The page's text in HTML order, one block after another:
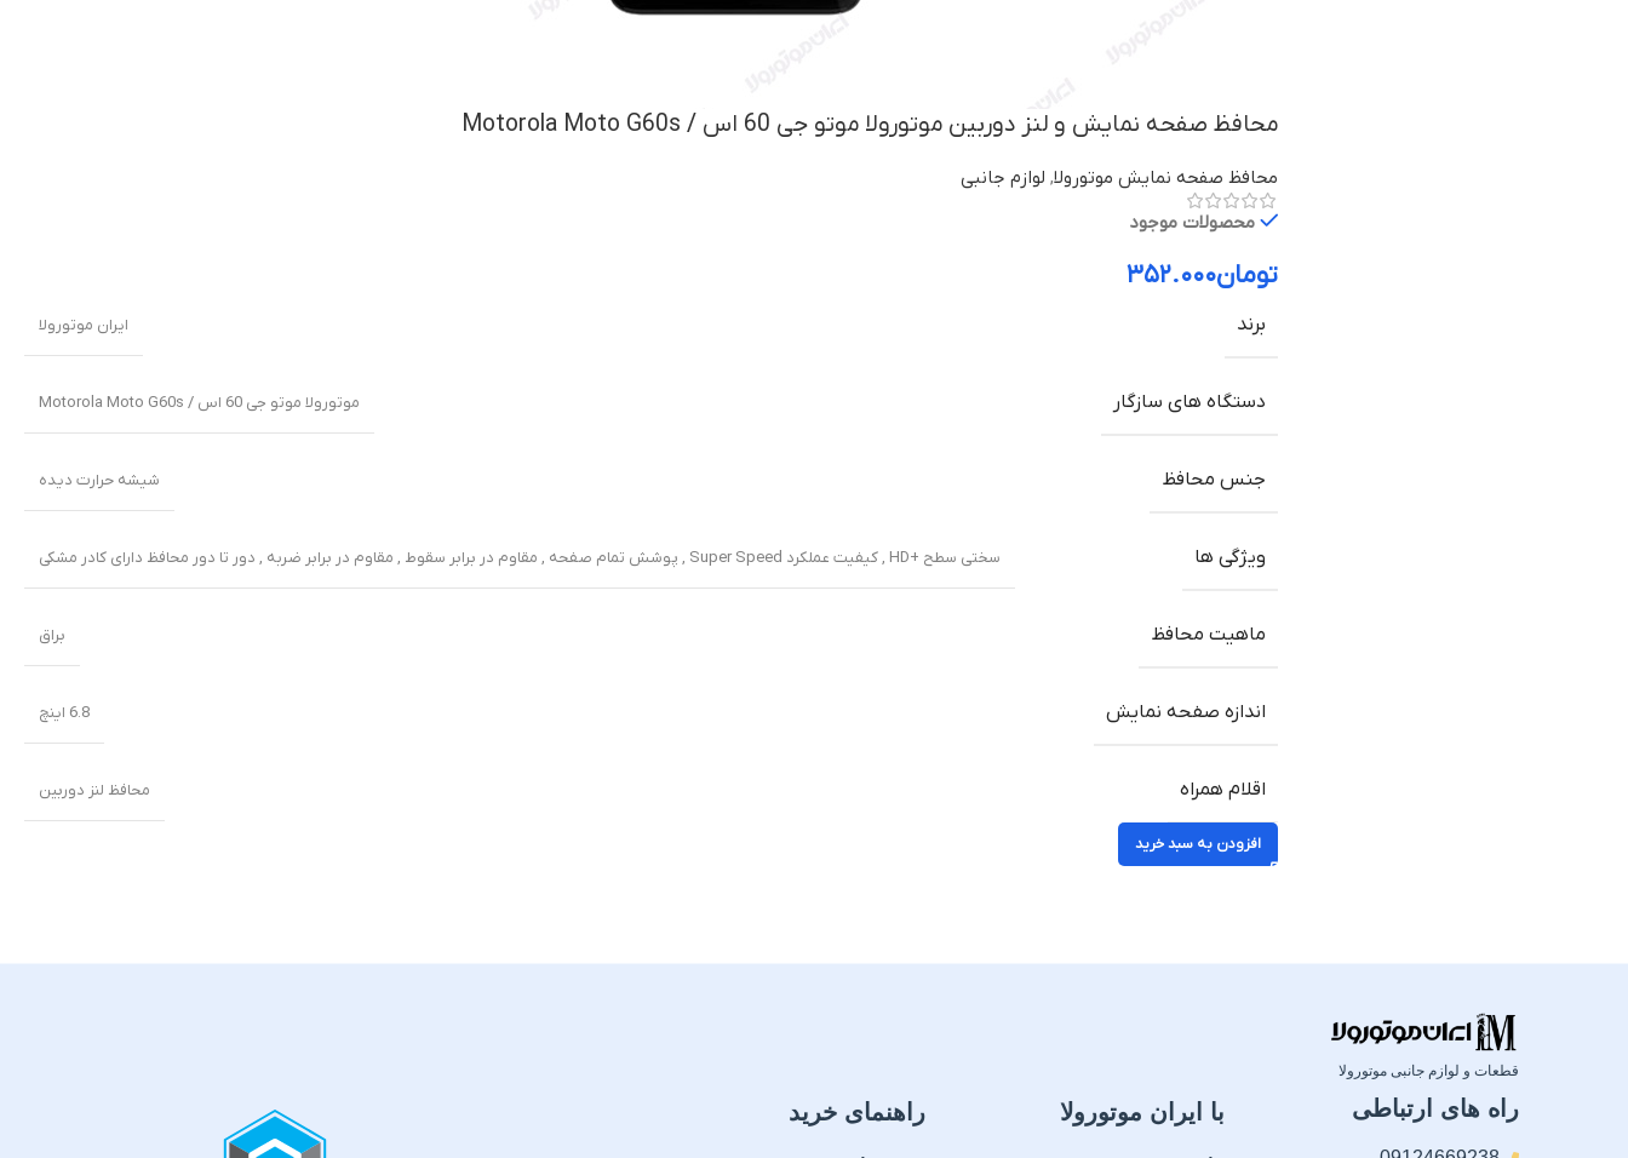
محافظ صفحه نمایش و لنز دوربین موتورولا موتو جی 60 اس / Motorola Moto G60s
محافظ صفحه نمایش موتورولا, لوازم جانبی
محصولات موجود
تومان۳۵۲.۰۰۰
برند ایران موتورولا
دستگاه های سازگار موتورولا موتو جی 60 اس / Motorola Moto G60s
جنس محافظ شیشه حرارت دیده
ویژگی ها سختی سطح +HD , کیفیت عملکرد Super Speed , پوشش تمام صفحه , مقاوم در برابر سقوط , مقاوم در برابر ضربه , دور تا دور محافظ دارای کادر مشکی
ماهیت محافظ براق
اندازه صفحه نمایش 6.8 اینچ
اقلام همراه محافظ لنز دوربین
افزودن به سبد خرید
قطعات و لوازم جانبی موتورولا
راه های ارتباطی با ایران موتورولا راهنمای خرید